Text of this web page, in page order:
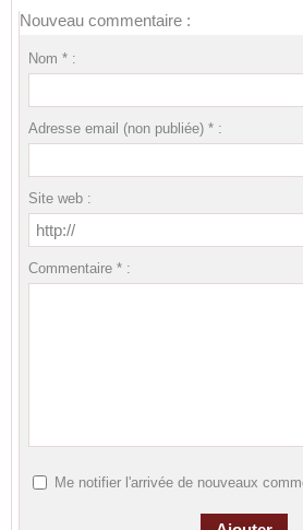
Nouveau commentaire :
Nom * :
Adresse email (non publiée) * :
Site web :
Commentaire * :
Me notifier l'arrivée de nouveaux